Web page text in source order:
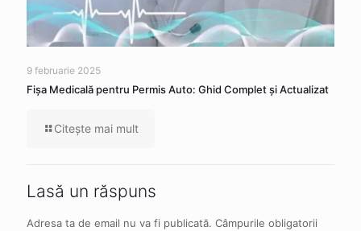
9 februarie 2025
Fișa Medicală pentru Permis Auto: Ghid Complet și Actualizat
Citeşte mai mult
Lasă un răspuns
Adresa ta de email nu va fi publicată. Câmpurile obligatorii